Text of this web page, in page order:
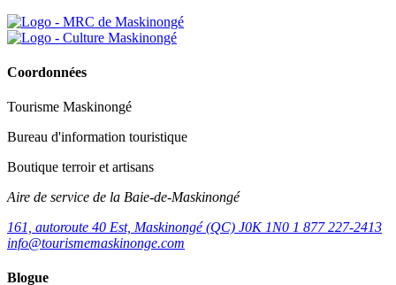
Coordonnées
Tourisme Maskinongé
Bureau d'information touristique
Boutique terroir et artisans
Aire de service de la Baie-de-Maskinongé
161, autoroute 40 Est, Maskinongé (QC) J0K 1N0 1 877 227-2413
info@tourismemaskinonge.com
Blogue